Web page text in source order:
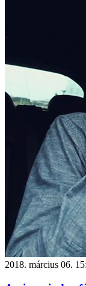
2018. március 06.